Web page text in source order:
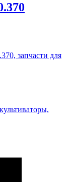
запчасти для